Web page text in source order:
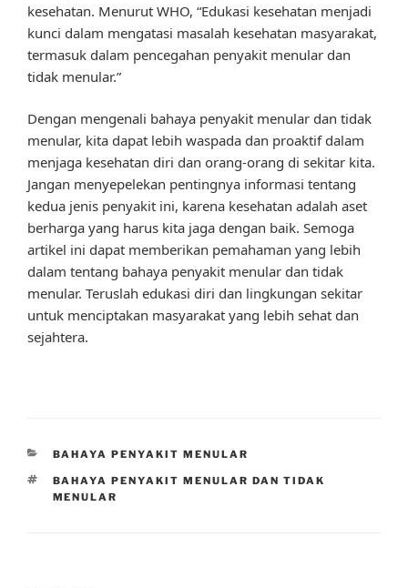
kesehatan. Menurut WHO, “Edukasi kesehatan menjadi
kunci dalam mengatasi masalah kesehatan masyarakat,
termasuk dalam pencegahan penyakit menular dan
tidak menular.”
Dengan mengenali bahaya penyakit menular dan tidak
menular, kita dapat lebih waspada dan proaktif dalam
menjaga kesehatan diri dan orang-orang di sekitar kita.
Jangan menyepelekan pentingnya informasi tentang
kedua jenis penyakit ini, karena kesehatan adalah aset
berharga yang harus kita jaga dengan baik. Semoga
artikel ini dapat memberikan pemahaman yang lebih
dalam tentang bahaya penyakit menular dan tidak
menular. Teruslah edukasi diri dan lingkungan sekitar
untuk menciptakan masyarakat yang lebih sehat dan
sejahtera.
CATEGORIES
BAHAYA PENYAKIT MENULAR
TAGS
BAHAYA PENYAKIT MENULAR DAN TIDAK
MENULAR